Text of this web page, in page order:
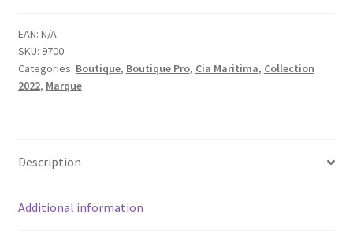
HAUT
DE
BIKINI
Isla
EAN: N/A
SKU: 9700
Categories: Boutique, Boutique Pro, Cia Maritima, Collection
2022, Marque
Description
Additional information